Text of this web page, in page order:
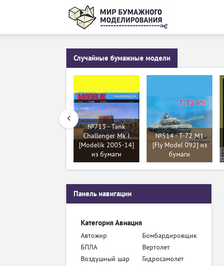
Случайные бумажные модели
№713 - Tank
Challenger Mk I
[Modelik 2005-14]
из бумаги
№514 - T-72 M1
[Fly Model 092] из
бумаги
Панель навигации
Категория Авиация
Автожир
Бомбардировщик
БПЛА
Вертолет
Воздушный шар
Гидросамолет